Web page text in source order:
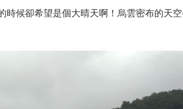
候卻希望是個大晴天啊！烏雲密布的天